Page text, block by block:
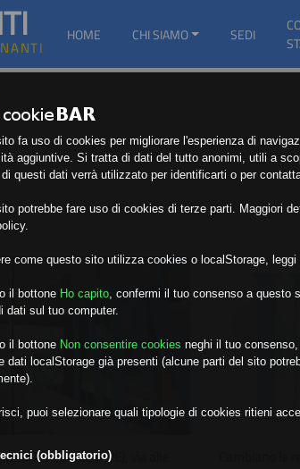
HOME CHI SIAMO SEDI
Sociale (APE), via alle
fa uso di cookies per migliorare l'esperienza di
aggiuntive. Si tratta di dati del tutto anonimi, utili a
questi dati verrà utilizzato per identificarti o per
potrebbe fare uso di cookies di terze parti. Maggiori
come questo sito utilizza cookies o localStorage, leggi
il bottone Ho capito, confermi il tuo consenso a questo
dati sul tuo computer.
il bottone Non consentire cookies neghi il tuo
dati localStorage già presenti (alcune parti del sito
puoi selezionare quali tipologie di cookies ritieni
(obbligatorio)